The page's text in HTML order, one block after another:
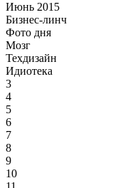
Июнь 2015
Бизнес-линч
Фото дня
Мозг
Техдизайн
Идиотека
3
4
5
6
7
8
9
10